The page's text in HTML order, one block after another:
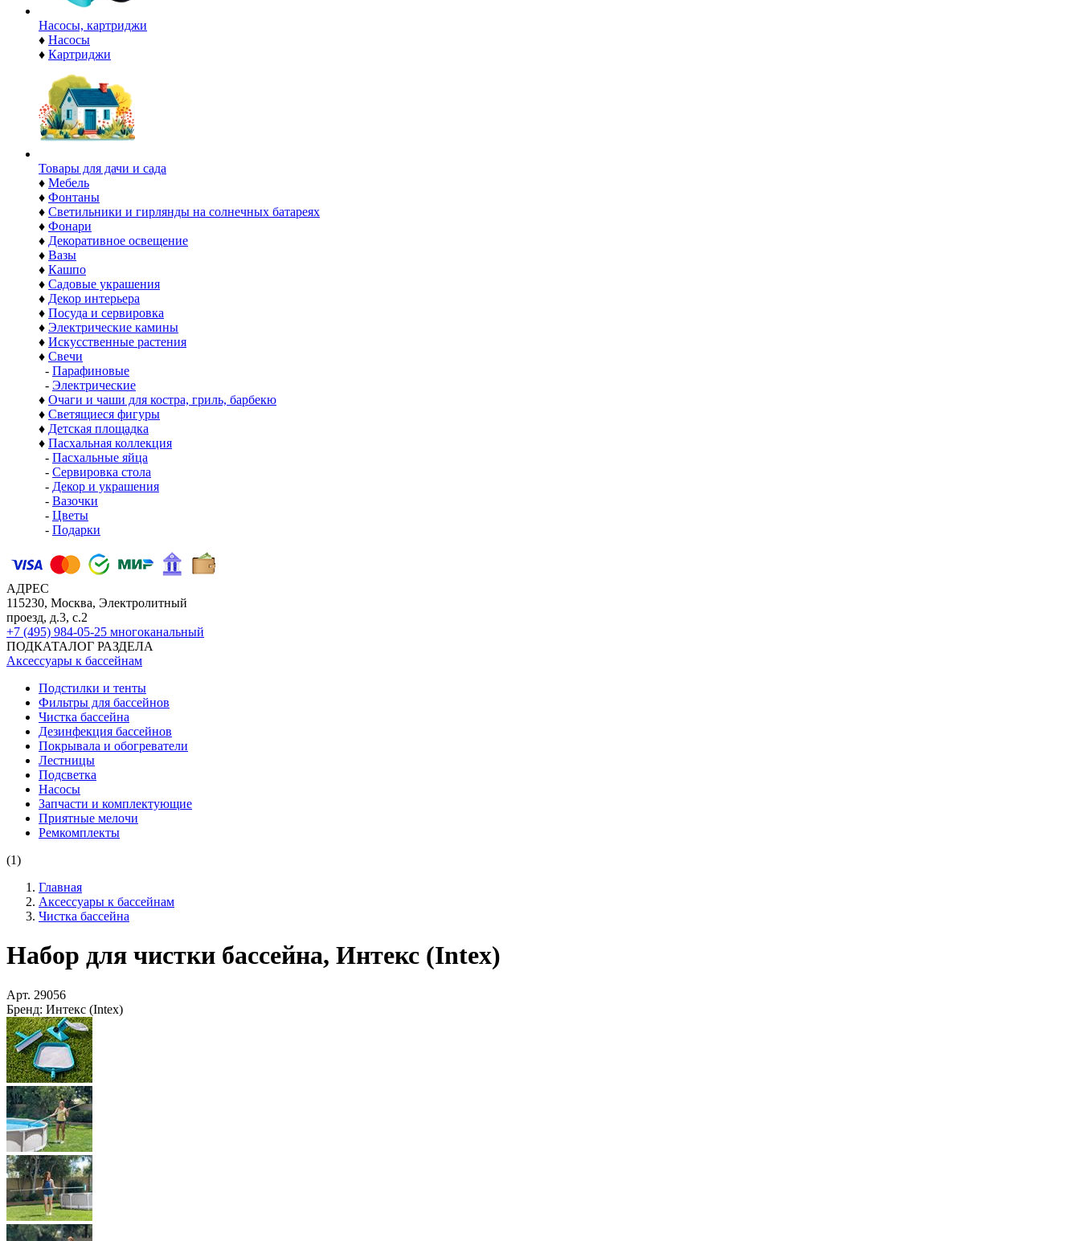
Насосы, картриджи
♦ Насосы
♦ Картриджи
Товары для дачи и сада
♦ Мебель
♦ Фонтаны
♦ Светильники и гирлянды на солнечных батареях
♦ Фонари
♦ Декоративное освещение
♦ Вазы
♦ Кашпо
♦ Садовые украшения
♦ Декор интерьера
♦ Посуда и сервировка
♦ Электрические камины
♦ Искусственные растения
♦ Свечи
- Парафиновые
- Электрические
♦ Очаги и чаши для костра, гриль, барбекю
♦ Светящиеся фигуры
♦ Детская площадка
♦ Пасхальная коллекция
- Пасхальные яйца
- Сервировка стола
- Декор и украшения
- Вазочки
- Цветы
- Подарки
АДРЕС
115230, Москва, Электролитный
проезд, д.3, с.2
+7 (495) 984-05-25 многоканальный
ПОДКАТАЛОГ РАЗДЕЛА
Аксессуары к бассейнам
Подстилки и тенты
Фильтры для бассейнов
Чистка бассейна
Дезинфекция бассейнов
Покрывала и обогреватели
Лестницы
Подсветка
Насосы
Запчасти и комплектующие
Приятные мелочи
Ремкомплекты
(1)
Главная
Аксессуары к бассейнам
Чистка бассейна
Набор для чистки бассейна, Интекс (Intex)
Арт. 29056
Бренд: Интекс (Intex)